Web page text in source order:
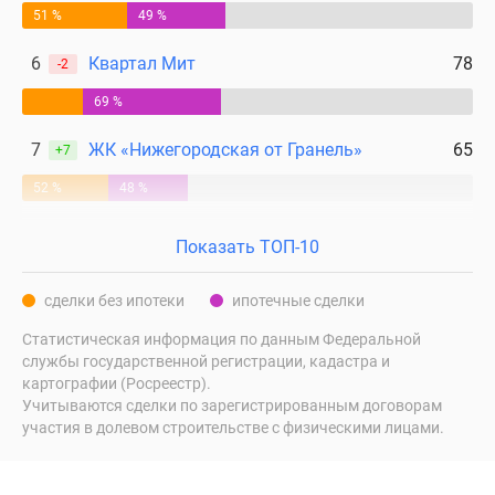
51 % 49 %
6 -2 Квартал Мит 78
69 %
7 +7 ЖК «Нижегородская от Гранель» 65
52 % 48 %
Показать ТОП-10
сделки без ипотеки ипотечные сделки
Статистическая информация по данным Федеральной
службы государственной регистрации, кадастра и
картографии (Росреестр).
Учитываются сделки по зарегистрированным договорам
участия в долевом строительстве с физическими лицами.